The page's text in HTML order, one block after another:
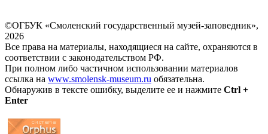
©ОГБУК «Смоленский государственный музей-заповедник»,
2026
Все права на материалы, находящиеся на сайте, охраняются в
соответствии с законодательством РФ.
При полном либо частичном использовании материалов
ссылка на www.smolensk-museum.ru обязательна.
Обнаружив в тексте ошибку, выделите ее и нажмите Ctrl +
Enter